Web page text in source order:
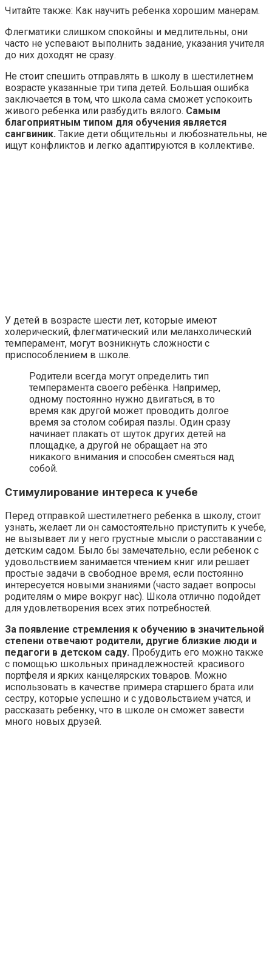
Читайте также: Как научить ребенка хорошим манерам.
Флегматики слишком спокойны и медлительны, они
часто не успевают выполнить задание, указания учителя
до них доходят не сразу.
Не стоит спешить отправлять в школу в шестилетнем
возрасте указанные три типа детей. Большая ошибка
заключается в том, что школа сама сможет успокоить
живого ребенка или разбудить вялого. Самым
благоприятным типом для обучения является
сангвиник. Такие дети общительны и любознательны, не
ищут конфликтов и легко адаптируются в коллективе.
У детей в возрасте шести лет, которые имеют
холерический, флегматический или меланхолический
темперамент, могут возникнуть сложности с
приспособлением в школе.
Родители всегда могут определить тип
темперамента своего ребёнка. Например,
одному постоянно нужно двигаться, в то
время как другой может проводить долгое
время за столом собирая пазлы. Один сразу
начинает плакать от шуток других детей на
площадке, а другой не обращает на это
никакого внимания и способен смеяться над
собой.
Стимулирование интереса к учебе
Перед отправкой шестилетнего ребенка в школу, стоит
узнать, желает ли он самостоятельно приступить к учебе,
не вызывает ли у него грустные мысли о расставании с
детским садом. Было бы замечательно, если ребенок с
удовольствием занимается чтением книг или решает
простые задачи в свободное время, если постоянно
интересуется новыми знаниями (часто задает вопросы
родителям о мире вокруг нас). Школа отлично подойдет
для удовлетворения всех этих потребностей.
За появление стремления к обучению в значительной
степени отвечают родители, другие близкие люди и
педагоги в детском саду. Пробудить его можно также
с помощью школьных принадлежностей: красивого
портфеля и ярких канцелярских товаров. Можно
использовать в качестве примера старшего брата или
сестру, которые успешно и с удовольствием учатся, и
рассказать ребенку, что в школе он сможет завести
много новых друзей.